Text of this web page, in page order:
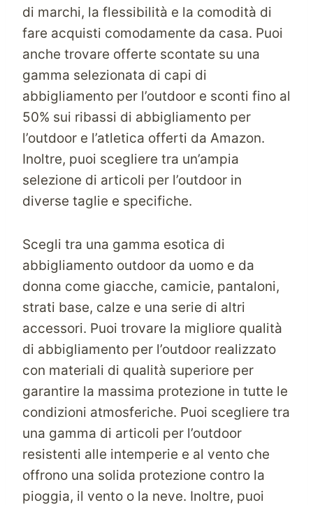
di marchi, la flessibilità e la comodità di
fare acquisti comodamente da casa. Puoi
anche trovare offerte scontate su una
gamma selezionata di capi di
abbigliamento per l’outdoor e sconti fino al
50% sui ribassi di abbigliamento per
l’outdoor e l’atletica offerti da Amazon.
Inoltre, puoi scegliere tra un’ampia
selezione di articoli per l’outdoor in
diverse taglie e specifiche.
Scegli tra una gamma esotica di
abbigliamento outdoor da uomo e da
donna come giacche, camicie, pantaloni,
strati base, calze e una serie di altri
accessori. Puoi trovare la migliore qualità
di abbigliamento per l’outdoor realizzato
con materiali di qualità superiore per
garantire la massima protezione in tutte le
condizioni atmosferiche. Puoi scegliere tra
una gamma di articoli per l’outdoor
resistenti alle intemperie e al vento che
offrono una solida protezione contro la
pioggia, il vento o la neve. Inoltre, puoi